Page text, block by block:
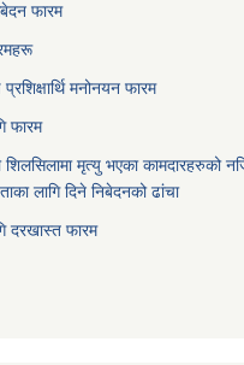
फारम
मनोनयन फारम
फारम
शिलसिलामा मृत्यु भएका कामदारहरुको
लागि दिने निबेदनको ढांचा
दरखास्त फारम